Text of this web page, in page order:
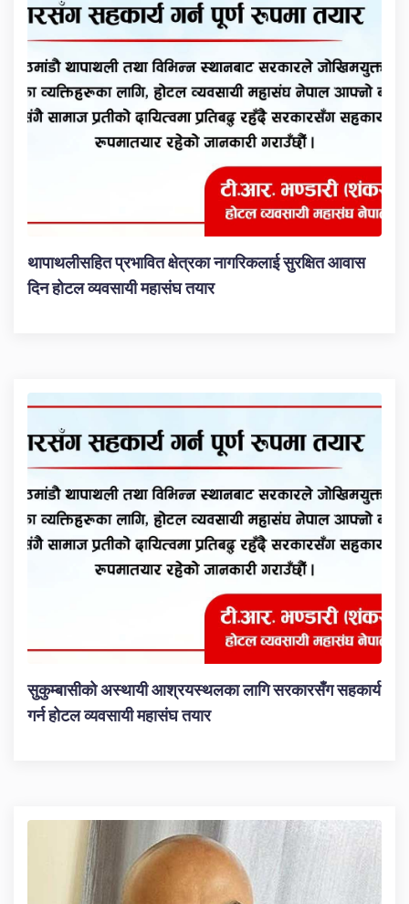
थापाथलीसहित प्रभावित क्षेत्रका नागरिकलाई सुरक्षित आवास
दिन होटल व्यवसायी महासंघ तयार
सुकुम्बासीको अस्थायी आश्रयस्थलका लागि सरकारसँग सहकार्य
गर्न होटल व्यवसायी महासंघ तयार